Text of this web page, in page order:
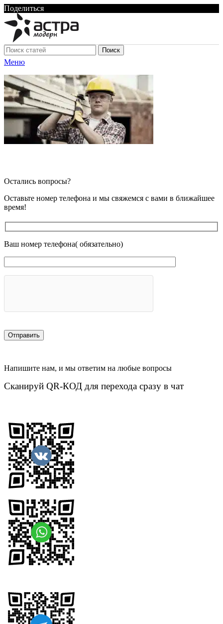
Поделиться
Поиск
Меню
Остались вопросы?
Оставьте номер телефона и мы свяжемся с вами в ближайшее
время!
Ваш номер телефона( обязательно)
Напишите нам, и мы ответим на любые вопросы
Сканируй QR-КОД для перехода сразу в чат